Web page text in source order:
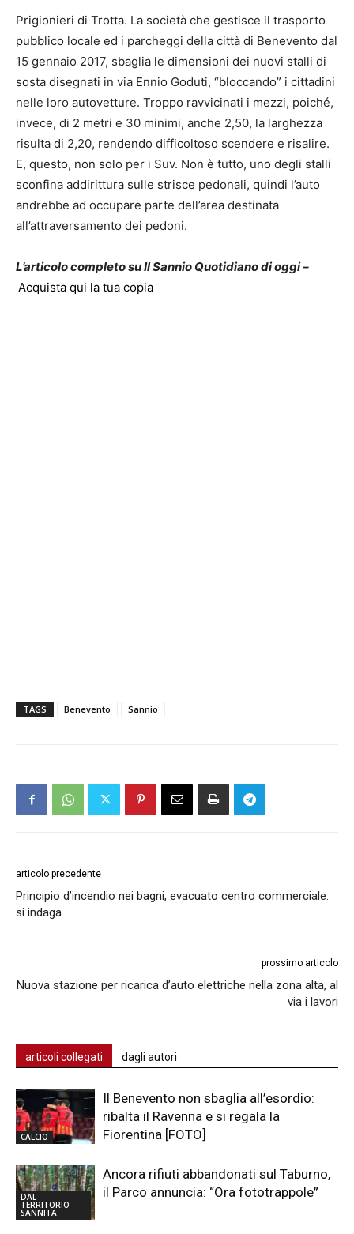
Prigionieri di Trotta. La società che gestisce il trasporto
pubblico locale ed i parcheggi della città di Benevento dal
15 gennaio 2017, sbaglia le dimensioni dei nuovi stalli di
sosta disegnati in via Ennio Goduti, “bloccando” i cittadini
nelle loro autovetture. Troppo ravvicinati i mezzi, poiché,
invece, di 2 metri e 30 minimi, anche 2,50, la larghezza
risulta di 2,20, rendendo difficoltoso scendere e risalire.
E, questo, non solo per i Suv. Non è tutto, uno degli stalli
sconfina addirittura sulle strisce pedonali, quindi l’auto
andrebbe ad occupare parte dell’area destinata
all’attraversamento dei pedoni.
L’articolo completo su Il Sannio Quotidiano di oggi –
Acquista qui la tua copia
TAGS Benevento Sannio
articolo precedente
Principio d’incendio nei bagni, evacuato centro commerciale:
si indaga
prossimo articolo
Nuova stazione per ricarica d’auto elettriche nella zona alta, al
via i lavori
articoli collegati dagli autori
CALCIO
Il Benevento non sbaglia all’esordio:
ribalta il Ravenna e si regala la
Fiorentina [FOTO]
DAL
TERRITORIO
SANNITA
Ancora rifiuti abbandonati sul Taburno,
il Parco annuncia: “Ora fototrappole”